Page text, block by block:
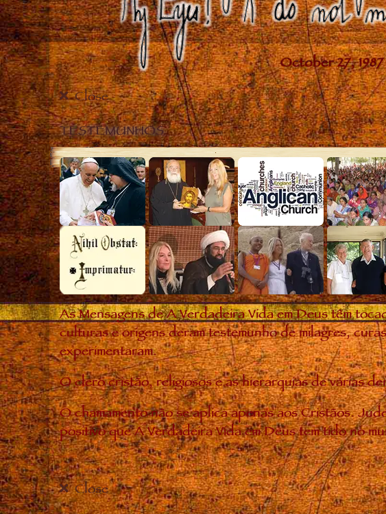
Close
TESTEMUNHOS
As Mensagens de A Verdadeira Vida em Deus têm
culturas e origens deram testemunho de milagres,
experimentaram.
O clero cristão, religiosos e as hierarquias de várias
O chamamento não se aplica apenas aos Cristãos.
positivo que A Verdadeira Vida em Deus tem tido no
Close